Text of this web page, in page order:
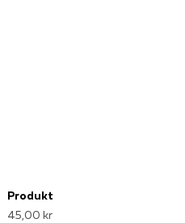
Produkt
45,00 kr